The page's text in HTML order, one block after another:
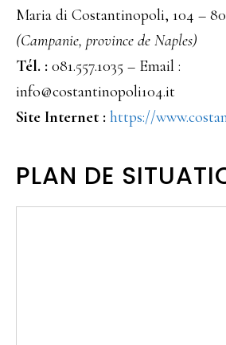
Maria di Costantinopoli, 104 –
(Campanie, province de Naples)
Tél. : 081.557.1035 – Email :
info@costantinopoli104.it
Site Internet : https://
PLAN DE